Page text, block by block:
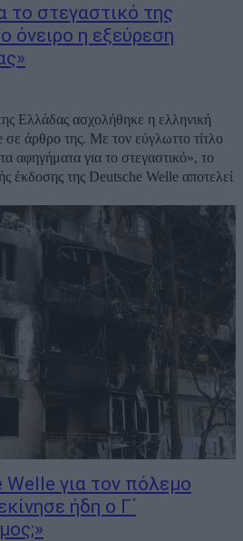
το στεγαστικό της
όνειρο η εξεύρεση
Ελλάδας ασχολήθηκε η ελληνική
άρθρο της. Με τον εύγλωττο τίτλο
αφηγήματα για το στεγαστικό», το
έκδοσης της Deutsche Welle αποτελεί
για τον πόλεμο
ήδη ο Γ΄